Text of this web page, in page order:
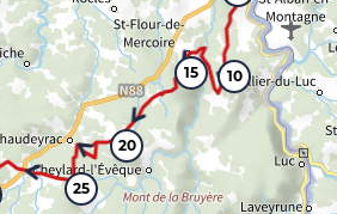
10
15
20
25